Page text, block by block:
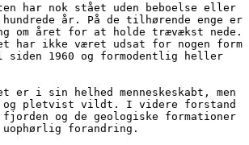
har nok stået uden beboelse eller
år. På de tilhørende enge er
om året for at holde trævækst nede.
har ikke været udsat for nogen form
siden 1960 og formodentlig heller
er i sin helhed menneskeskabt, men
og pletvist vildt. I videre forstand
fjorden og de geologiske formationer
forandring.